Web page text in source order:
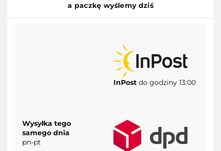
a paczkę wyślemy dziś
Wysyłka tego
samego dnia
pn-pt
InPost do godziny 13:00